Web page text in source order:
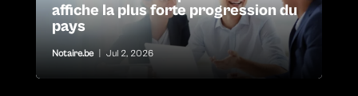
affiche la plus forte progression du
pays
Notaire.be Jul 2, 2026